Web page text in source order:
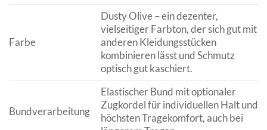
Farbe
Dusty Olive – ein dezenter,
vielseitiger Farbton, der sich gut mit
anderen Kleidungsstücken
kombinieren lässt und Schmutz
optisch gut kaschiert.
Bundverarbeitung
Elastischer Bund mit optionaler
Zugkordel für individuellen Halt und
höchsten Tragekomfort, auch bei